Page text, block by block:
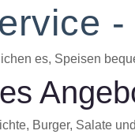
es, Speisen
Burger, Salate